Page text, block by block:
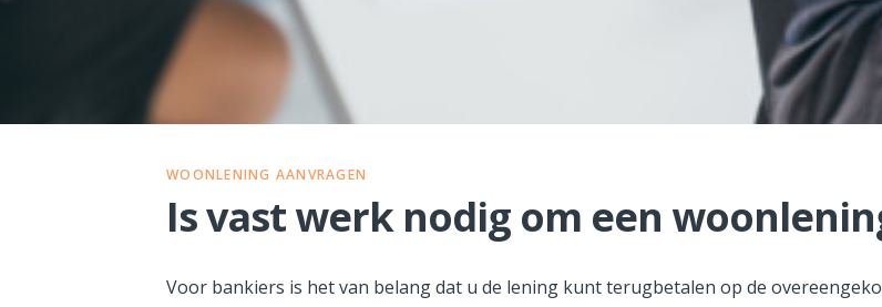
WOONLENING AANVRAGEN
Is vast werk nodig om een
Voor bankiers is het van belang dat u de lening kunt terugbetalen op de